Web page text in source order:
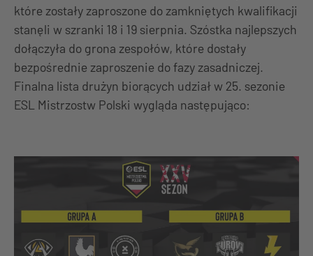
które zostały zaproszone do zamkniętych kwalifikacji
stanęli w szranki 18 i 19 sierpnia. Szóstka najlepszych
dołączyła do grona zespołów, które dostały
bezpośrednie zaproszenie do fazy zasadniczej.
Finalna lista drużyn biorących udział w 25. sezonie
ESL Mistrzostw Polski wygląda następująco: